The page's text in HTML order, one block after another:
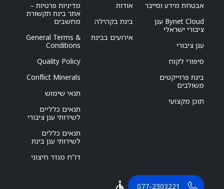
אבטחת מידע וסייבר
Bynet Cloud ענן
ציבורי ישראלי
ענן ציבורי
סיפורי לקוח
בינת פרוייקטים
משולבים
תוכן מקצועי
אודות
בינת בקהילה
אירועים בבינת
מדיניות פרטיות –
אתר בינת תקשורת
מחשבים
General Terms &
Conditions
Quality Policy
Conflict Minerals
תנאי שימוש
תנאים כלליים
לשירותי ענן ציבורי
תנאים כללים
לשירותי ענן בינת
דו”ח מגדר חיצוני
077-2303221